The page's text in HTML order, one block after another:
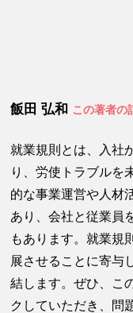
飯田 弘和 この著者の
就業規則とは、入社
り、労使トラブルを
的な事業運営や人材
あり、会社と従業員
もあります。就業規
展させることに寄与
結します。ぜひ、こ
クしていただき、問